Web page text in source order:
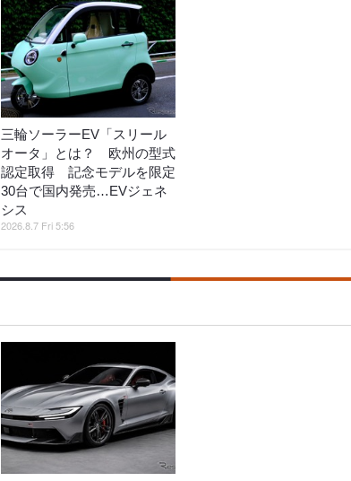
三輪ソーラーEV「スリール
オータ」とは？ 欧州の型式
認定取得 記念モデルを限定
30台で国内発売…EVジェネ
シス
2026.8.7 Fri 5:56